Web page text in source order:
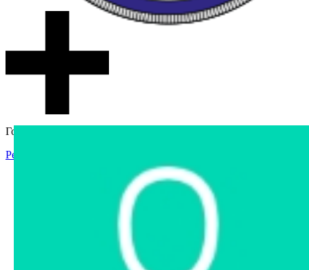
Гостевой доступ
Регистрация
Интернет-магазин
Интернет-витрина